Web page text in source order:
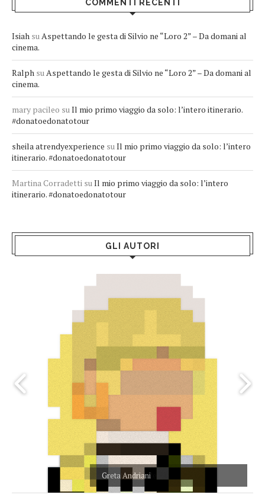
COMMENTI RECENTI
Isiah suAspettando le gesta di Silvio ne “Loro 2” – Da domani al
cinema.
Ralph suAspettando le gesta di Silvio ne “Loro 2” – Da domani al
cinema.
mary pacileo suIl mio primo viaggio da solo: l’intero itinerario.
#donatoedonatotour
sheila atrendyexperience suIl mio primo viaggio da solo: l’intero
itinerario. #donatoedonatotour
Martina Corradetti suIl mio primo viaggio da solo: l’intero
itinerario. #donatoedonatotour
GLI AUTORI
Greta Andriani